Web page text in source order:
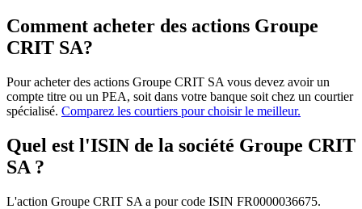
Comment acheter des actions Groupe
CRIT SA?
Pour acheter des actions Groupe CRIT SA vous devez avoir un
compte titre ou un PEA, soit dans votre banque soit chez un courtier
spécialisé. Comparez les courtiers pour choisir le meilleur.
Quel est l'ISIN de la société Groupe CRIT
SA ?
L'action Groupe CRIT SA a pour code ISIN FR0000036675.